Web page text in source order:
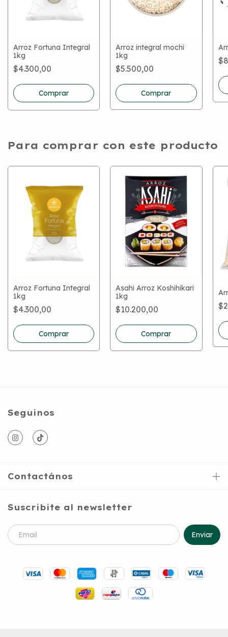
Arroz Fortuna Integral
1kg
$4.300,00
Arroz integral mochi
1kg
$5.500,00
Comprar
Para comprar con este producto
Arroz Fortuna Integral
1kg
$4.300,00
Asahi Arroz Koshihikari
1kg
$10.200,00
Seguinos
Contactános
Suscribite al newsletter